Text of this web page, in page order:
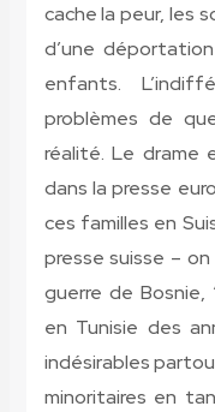
cache la peur, les
d’une
enfants.
problèmes de
réalité. Le drame
dans la presse
ces familles en
presse suisse – on
guerre de Bosnie,
en Tunisie des
indésirables
minoritaires en